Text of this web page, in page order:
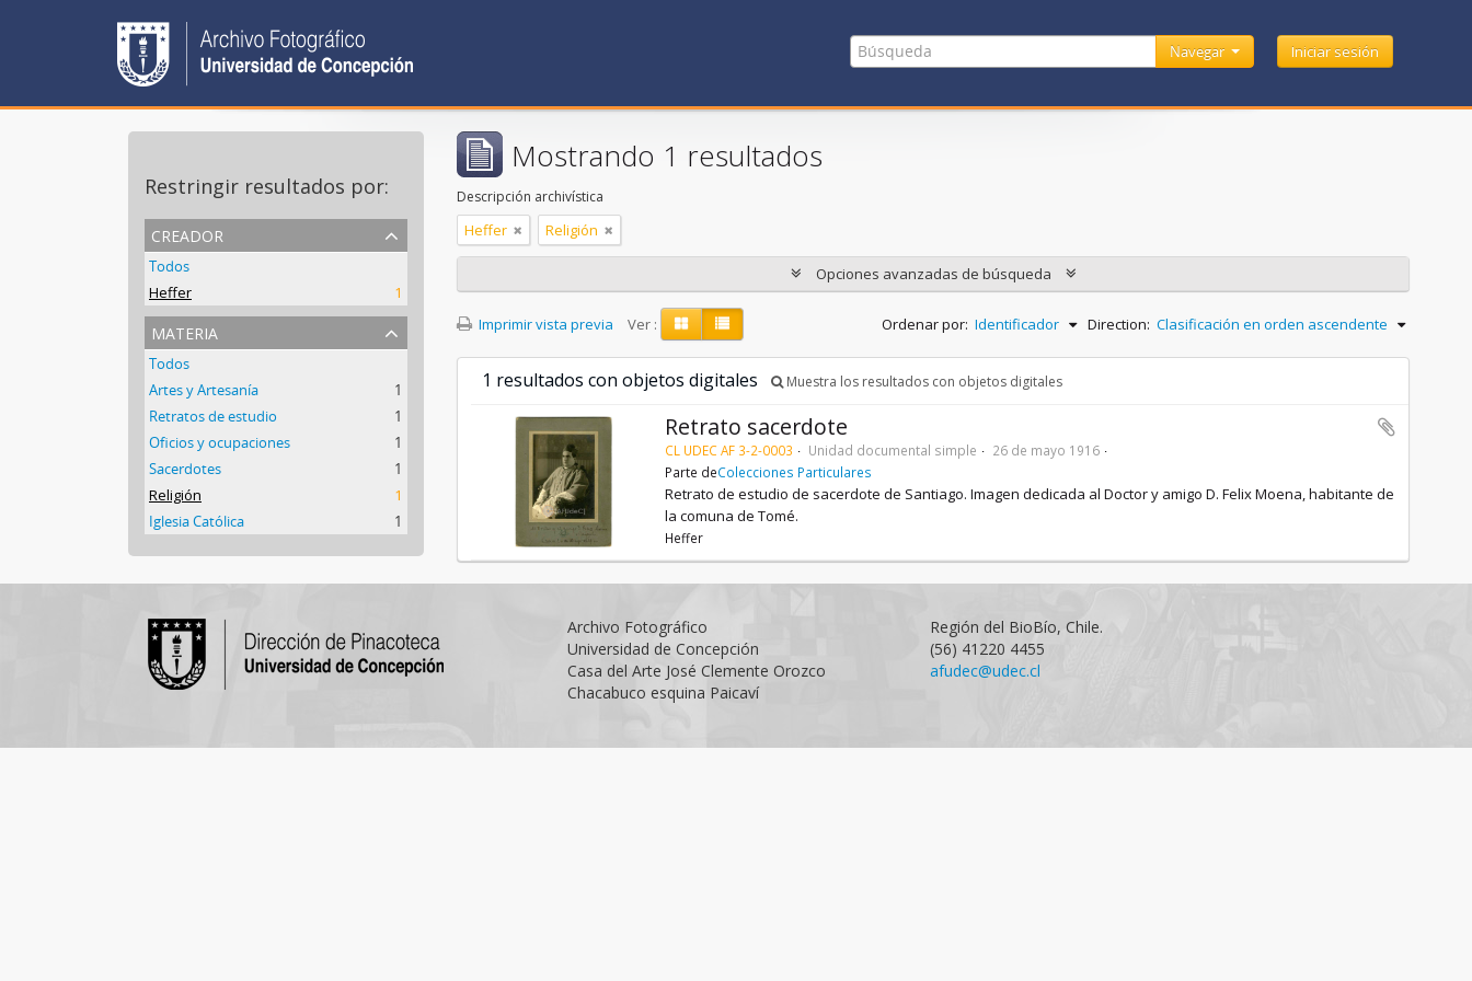
Iniciar sesión
Navegar
Restringir resultados por:
creador
Todos
Heffer
1
materia
Todos
Artes y Artesanía
1
Retratos de estudio
1
Oficios y ocupaciones
1
Sacerdotes
1
Religión
1
Iglesia Católica
1
Mostrando 1 resultados
Descripción archivística
Heffer Religión
Opciones avanzadas de búsqueda
Imprimir vista previa Ver : Ordenar por: Identificador Direction: Clasificación en orden ascendente
1 resultados con objetos digitales Muestra los resultados con objetos digitales
Retrato sacerdote
CL UDEC AF 3-2-0003 Unidad documental simple
26 de mayo 1916
Parte deColecciones Particulares
Retrato de estudio de sacerdote de Santiago. Imagen dedicada al Doctor y amigo D. Felix Moena, habitante de
la comuna de Tomé.
Heffer
Archivo Fotográfico
Universidad de Concepción
Casa del Arte José Clemente Orozco
Chacabuco esquina Paicaví
Región del BioBío, Chile.
(56) 41220 4455
afudec@udec.cl